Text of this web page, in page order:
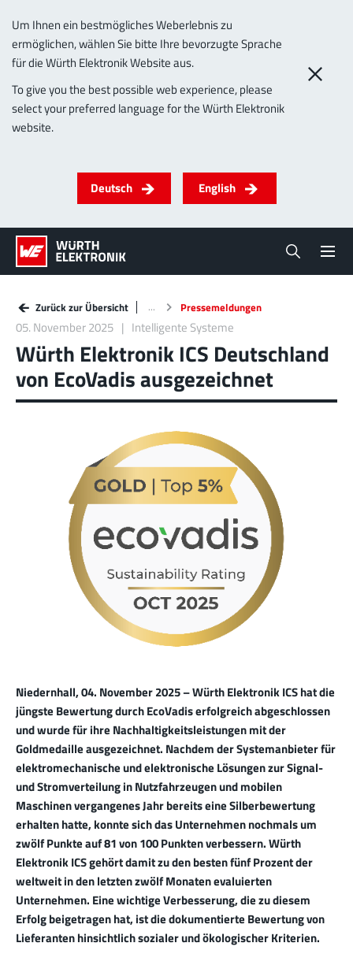
Um Ihnen ein bestmögliches Weberlebnis zu
ermöglichen, wählen Sie bitte Ihre bevorzugte Sprache
für die Würth Elektronik Website aus.
To give you the best possible web experience, please
select your preferred language for the Würth Elektronik
website.
Deutsch English
Zurück zur Übersicht Pressemeldungen
05. November 2025 Intelligente Systeme
Würth Elektronik ICS Deutschland
von EcoVadis ausgezeichnet
Niedernhall, 04. November 2025 – Würth Elektronik ICS hat die
jüngste Bewertung durch EcoVadis erfolgreich abgeschlossen
und wurde für ihre Nachhaltigkeitsleistungen mit der
Goldmedaille ausgezeichnet. Nachdem der Systemanbieter für
elektromechanische und elektronische Lösungen zur Signal-
und Stromverteilung in Nutzfahrzeugen und mobilen
Maschinen vergangenes Jahr bereits eine Silberbewertung
erhalten hatte, konnte sich das Unternehmen nochmals um
zwölf Punkte auf 81 von 100 Punkten verbessern. Würth
Elektronik ICS gehört damit zu den besten fünf Prozent der
weltweit in den letzten zwölf Monaten evaluierten
Unternehmen. Eine wichtige Verbesserung, die zu diesem
Erfolg beigetragen hat, ist die dokumentierte Bewertung von
Lieferanten hinsichtlich sozialer und ökologischer Kriterien.